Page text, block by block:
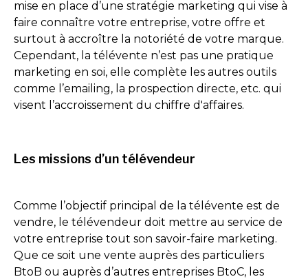
mise en place d’une stratégie marketing qui vise à
faire connaître votre entreprise, votre offre et
surtout à accroître la notoriété de votre marque.
Cependant, la télévente n’est pas une pratique
marketing en soi, elle complète les autres outils
comme l’emailing, la prospection directe, etc. qui
visent l’accroissement du chiffre d'affaires.
Les missions d’un télévendeur
Comme l’objectif principal de la télévente est de
vendre, le télévendeur doit mettre au service de
votre entreprise tout son savoir-faire marketing.
Que ce soit une vente auprès des particuliers
BtoB ou auprès d’autres entreprises BtoC, les